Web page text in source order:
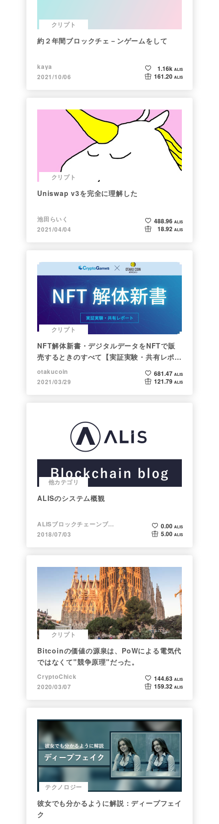
クリプト
約２年間ブロックチェ－ンゲームをして
kaya
2021/10/06
1.16k ALIS
161.20 ALIS
クリプト
Uniswap v3を完全に理解した
池田らいく
2021/04/04
488.96 ALIS
18.92 ALIS
クリプト
NFT解体新書・デジタルデータをNFTで販
売するときのすべて【実証実験・共有レポー
ト】
otakucoin
2021/03/29
681.47 ALIS
121.79 ALIS
他カテゴリ
ALISのシステム概観
ALISブロックチェーンブログ
2018/07/03
0.00 ALIS
5.00 ALIS
クリプト
Bitcoinの価値の源泉は、PoWによる電気代
ではなくて"競争原理"だった。
CryptoChick
2020/03/07
144.63 ALIS
159.32 ALIS
テクノロジー
彼女でも分かるように解説：ディープフェイ
ク